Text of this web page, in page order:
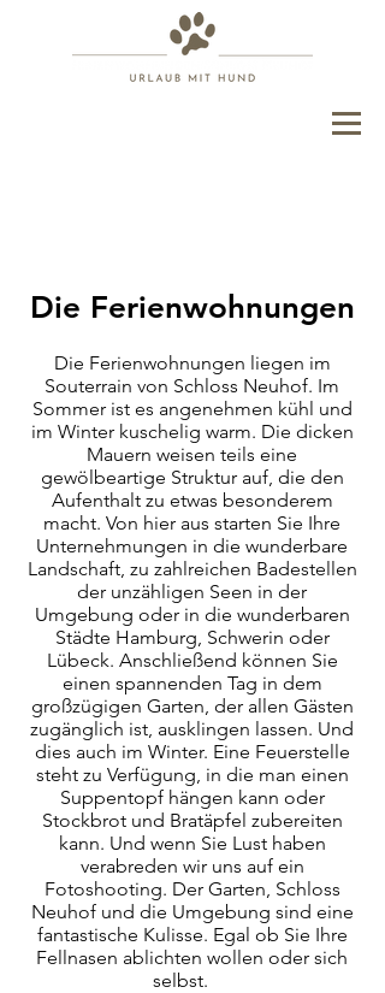
Die Ferienwohnungen
Die Ferienwohnungen liegen im
Souterrain von Schloss Neuhof. Im
Sommer ist es angenehmen kühl und
im Winter kuschelig warm. Die dicken
Mauern weisen teils eine
gewölbeartige Struktur auf, die den
Aufenthalt zu etwas besonderem
macht. Von hier aus starten Sie Ihre
Unternehmungen in die wunderbare
Landschaft, zu zahlreichen Badestellen
der unzähligen Seen in der
Umgebung oder in die wunderbaren
Städte Hamburg, Schwerin oder
Lübeck. Anschließend können Sie
einen spannenden Tag in dem
großzügigen Garten, der allen Gästen
zugänglich ist, ausklingen lassen. Und
dies auch im Winter. Eine Feuerstelle
steht zu Verfügung, in die man einen
Suppentopf hängen kann oder
Stockbrot und Bratäpfel zubereiten
kann. Und wenn Sie Lust haben
verabreden wir uns auf ein
Fotoshooting. Der Garten, Schloss
Neuhof und die Umgebung sind eine
fantastische Kulisse. Egal ob Sie Ihre
Fellnasen ablichten wollen oder sich
selbst.